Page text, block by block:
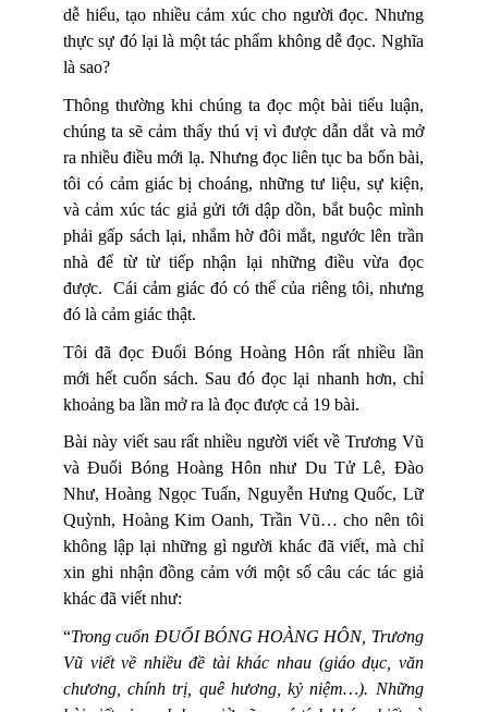
dễ hiểu, tạo nhiều cảm xúc cho người đọc. Nhưng
thực sự đó lại là một tác phẩm không dễ đọc. Nghĩa
là sao?
Thông thường khi chúng ta đọc một bài tiểu luận,
chúng ta sẽ cảm thấy thú vị vì được dẫn dắt và mở
ra nhiều điều mới lạ. Nhưng đọc liên tục ba bốn bài,
tôi có cảm giác bị choáng, những tư liệu, sự kiện,
và cảm xúc tác giả gửi tới dập dồn, bắt buộc mình
phải gấp sách lại, nhắm hờ đôi mắt, ngước lên trần
nhà để từ từ tiếp nhận lại những điều vừa đọc
được.
Cái cảm giác đó có thể của riêng tôi, nhưng
đó là cảm giác thật.
Tôi đã đọc Đuổi Bóng Hoàng Hôn rất nhiều lần
mới hết cuốn sách. Sau đó đọc lại nhanh hơn, chỉ
khoảng ba lần mở ra là đọc được cả 19 bài.
Bài này viết sau rất nhiều người viết về Trương Vũ
và Đuổi Bóng Hoàng Hôn như Du Tử Lê, Đào
Như, Hoàng Ngọc Tuấn, Nguyễn Hưng Quốc, Lữ
Quỳnh, Hoàng Kim Oanh, Trần Vũ… cho nên tôi
không lập lại những gì người khác đã viết, mà chỉ
xin ghi nhận đồng cảm với một số câu các tác giả
khác đã viết như:
“Trong cuốn ĐUỔI BÓNG HOÀNG HÔN, Trương
Vũ viết về nhiều đề tài khác nhau (giáo dục, văn
chương, chính trị, quê hương, kỷ niệm…). Những